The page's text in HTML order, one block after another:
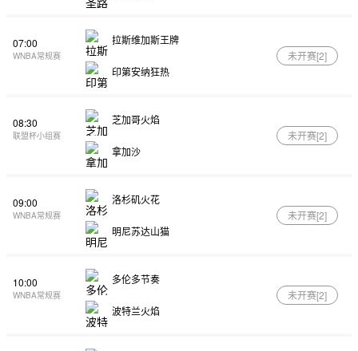
07:00
WNBA常规赛
拉斯维加斯王牌
印第安纳狂热
未开赛[2]
08:30
联盟杯小组赛
芝加哥火焰
拿加沙
未开赛[2]
09:00
WNBA常规赛
洛杉矶火花
明尼苏达山猫
未开赛[2]
10:00
WNBA常规赛
多伦多节奏
波特兰火焰
未开赛[2]